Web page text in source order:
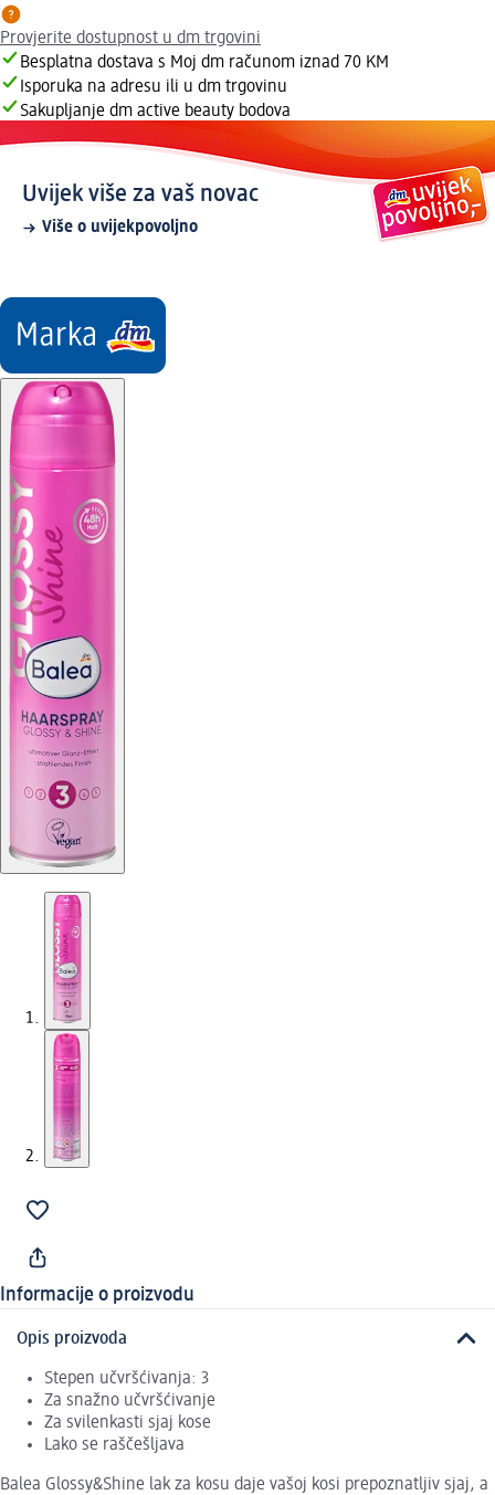
Provjerite dostupnost u dm trgovini
Besplatna dostava s Moj dm računom iznad 70 KM
Isporuka na adresu ili u dm trgovinu
Sakupljanje dm active beauty bodova
Uvijek više za vaš novac
Više o uvijekpovoljno
Informacije o proizvodu
Opis proizvoda
Stepen učvršćivanja: 3
Za snažno učvršćivanje
Za svilenkasti sjaj kose
Lako se raščešljava
Balea Glossy&Shine lak za kosu daje vašoj kosi prepoznatljiv sjaj, a